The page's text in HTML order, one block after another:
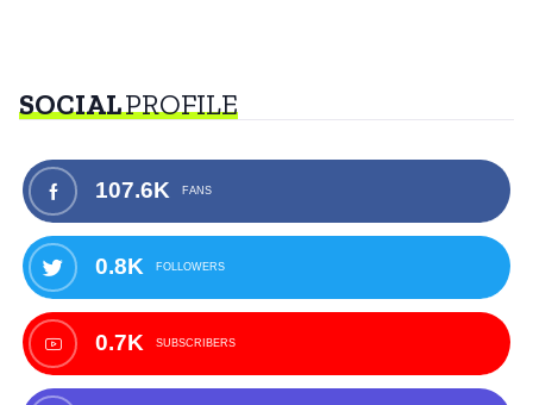
SOCIALPROFILE
107.6K FANS
0.8K FOLLOWERS
0.7K SUBSCRIBERS